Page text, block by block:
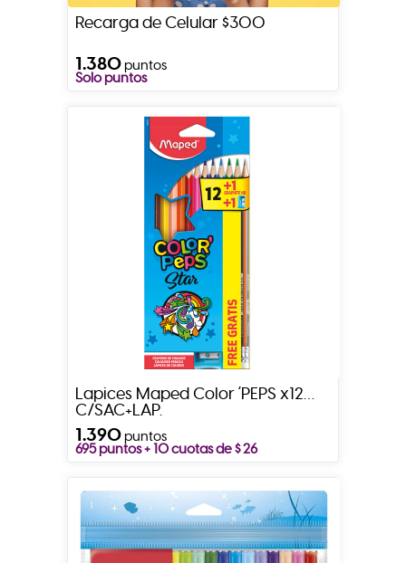
Recarga de Celular $300
1.380puntos
Solo puntos
Lapices Maped Color ´PEPS x12
C/SAC+LAP.
1.390puntos
695 puntos + 10 cuotas de $ 26